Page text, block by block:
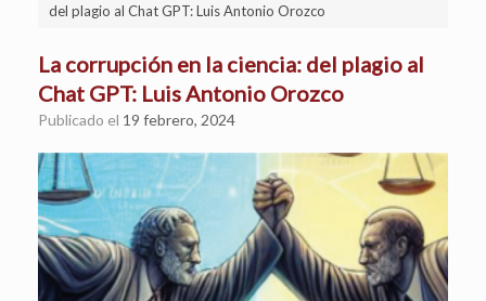
del plagio al Chat GPT: Luis Antonio Orozco
La corrupción en la ciencia: del plagio al
Chat GPT: Luis Antonio Orozco
Publicado el 19 febrero, 2024